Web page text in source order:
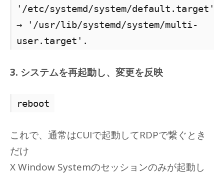
'/etc/systemd/system/default.target'
→ '/usr/lib/systemd/system/multi-
user.target'.
3. システムを再起動し、変更を反映
reboot
これで、通常はCUIで起動してRDPで繋ぐとき
だけ
X Window Systemのセッションのみが起動し